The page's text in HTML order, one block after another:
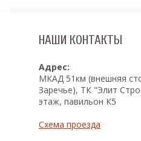
НАШИ КОНТАКТЫ
Адрес:
МКАД 51км (внешняя
Заречье), ТК "Элит
этаж, павильон К5
Схема проезда